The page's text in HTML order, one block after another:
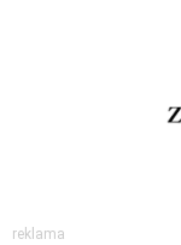
reklama